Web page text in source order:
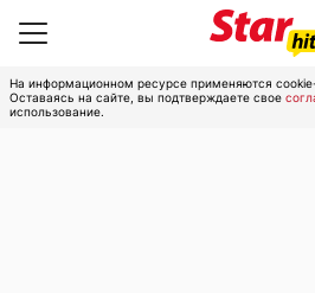
На информационном ресурсе применяются
Оставаясь на сайте, вы подтверждаете свое
использование.